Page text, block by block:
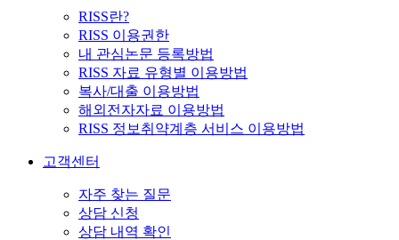
RISS란?
RISS 이용권한
내 관심논문 등록방법
RISS 자료 유형별 이용방법
복사/대출 이용방법
해외전자자료 이용방법
RISS 정보취약계층 서비스 이용방법
고객센터
자주 찾는 질문
상담 신청
상담 내역 확인